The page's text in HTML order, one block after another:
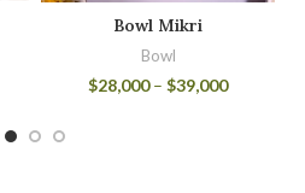
Bowl Mikri
Bowl
$28,000– $39,000